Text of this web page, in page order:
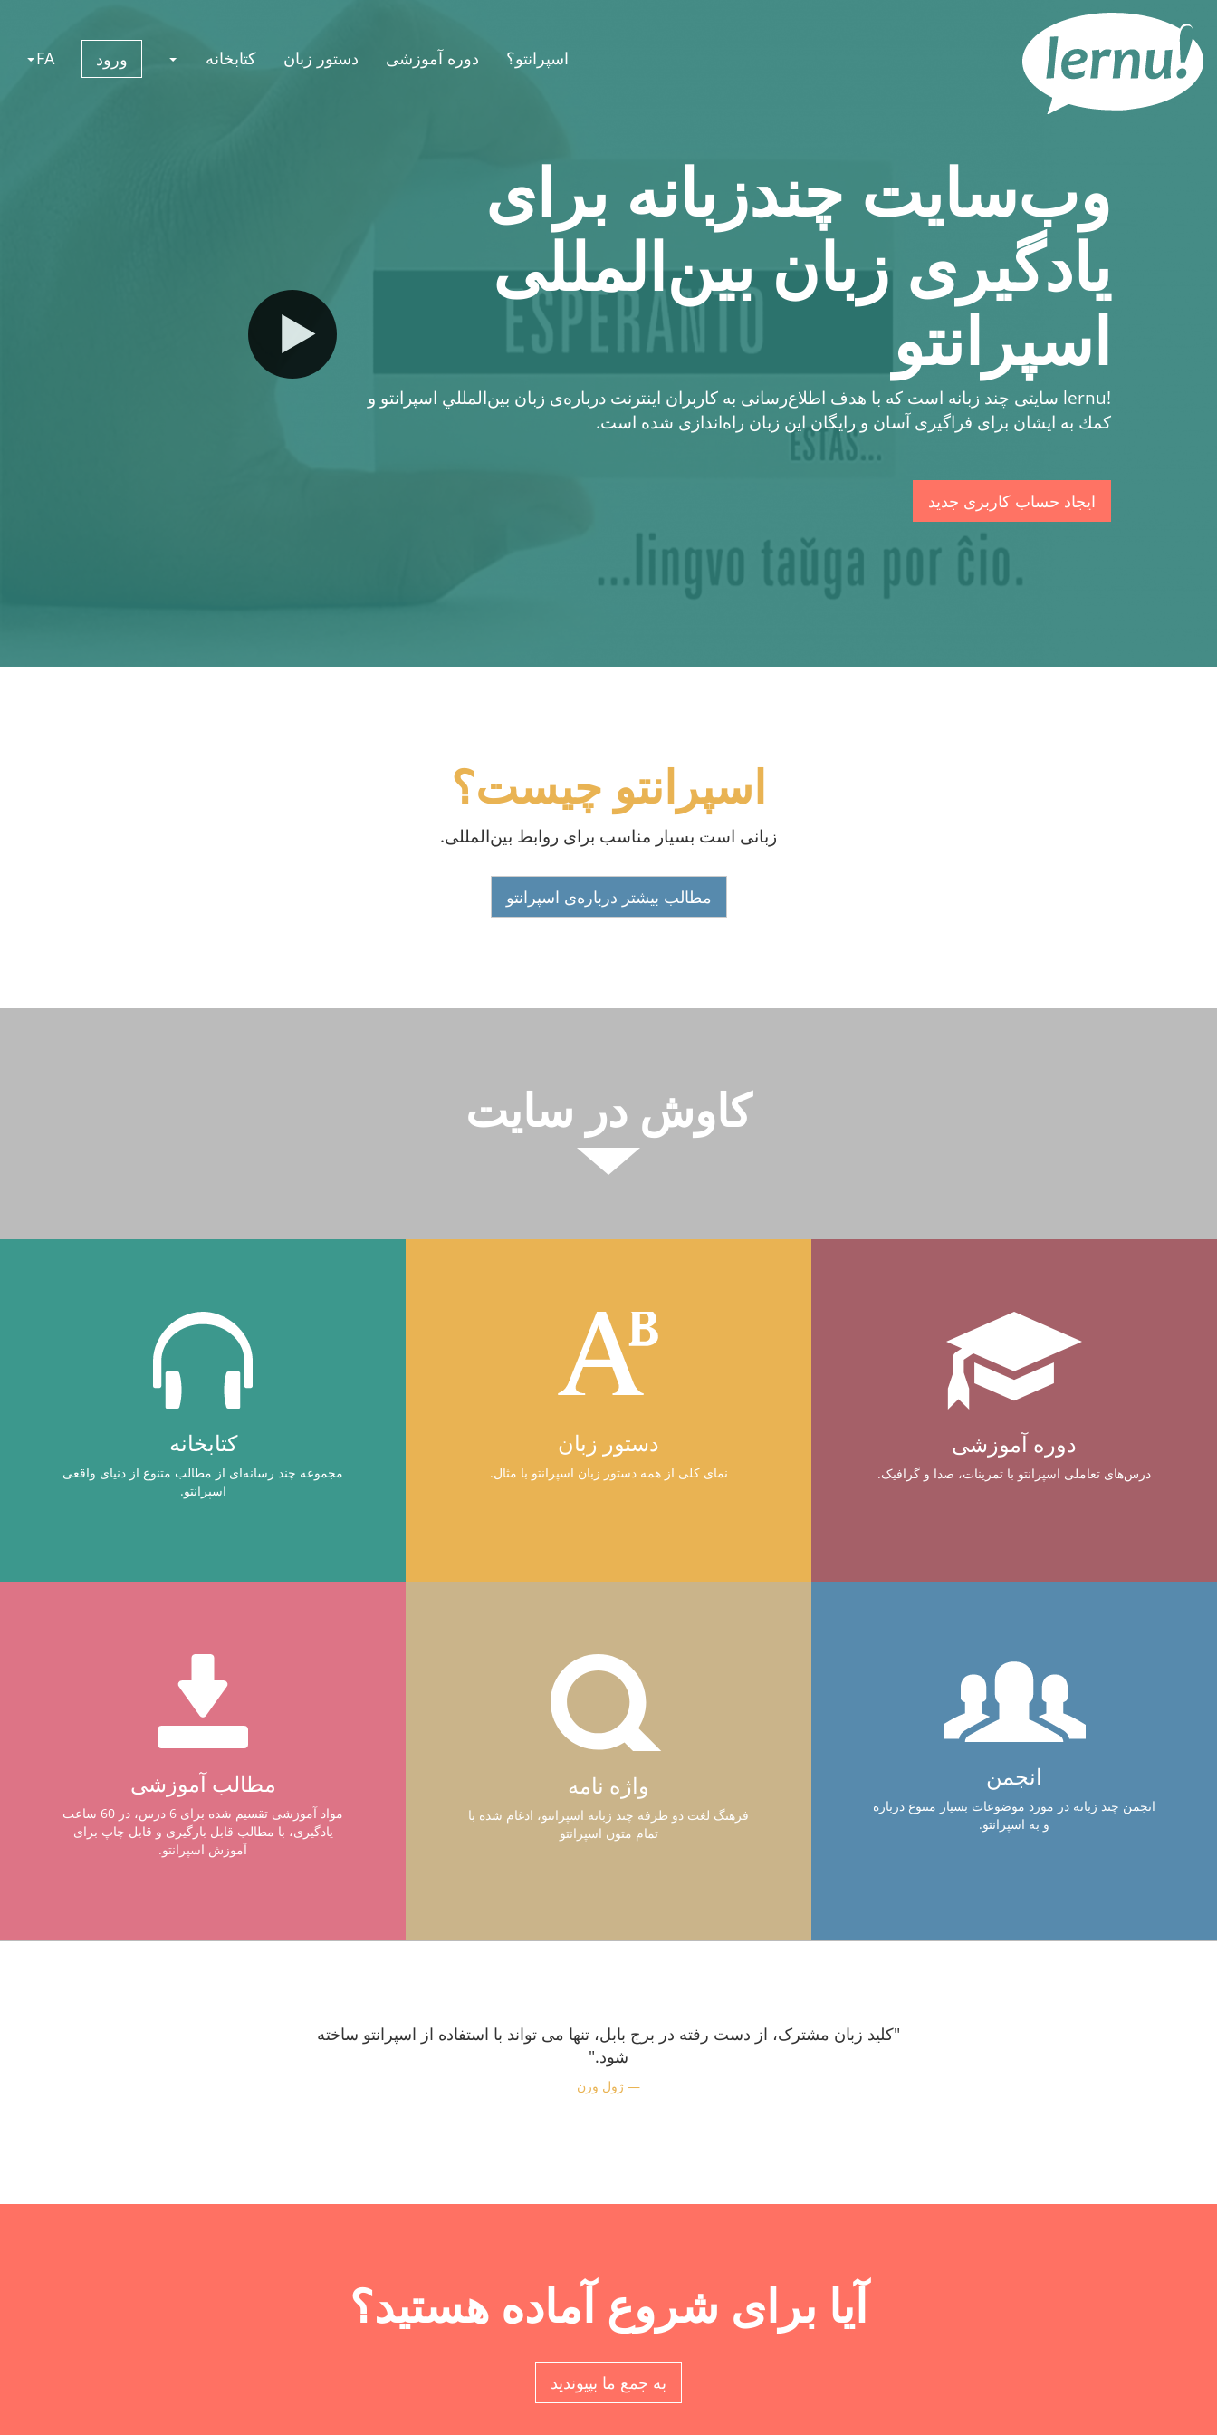
محتوا
اسپرانتو؟ دوره آموزشی دستور زبان کتابخانه ورود FA
وب‌سایت چندزبانه برای
یادگیری زبان بین‌المللی
اسپرانتو
lernu! سایتی چند زبانه است که با هدف اطلاع‌رسانی به کاربران اینترنت درباره‌ی زبان بين‌المللي اسپرانتو و
کمك به ایشان برای فراگیری آسان و رایگان اين زبان راه‌اندازی شده است.
ایجاد حساب کاربری جدید
اسپرانتو چیست؟
زبانی است بسیار مناسب برای روابط بین‌المللی.
مطالب بیشتر درباره‌ی اسپرانتو
کاوش در سایت
دوره آموزشی
درس‌های تعاملی اسپرانتو با تمرینات، صدا و گرافیک.
دستور زبان
نمای کلی از همه دستور زبان اسپرانتو با مثال.
کتابخانه
مجموعه چند رسانه‌ای‌ از مطالب متنوع از دنیای واقعی
اسپرانتو.
انجمن
انجمن چند زبانه در مورد موضوعات بسیار متنوع درباره
و به اسپرانتو.
واژه نامه
فرهنگ لغت دو طرفه چند زبانه اسپرانتو، ادغام شده با
تمام متون اسپرانتو
مطالب آموزشی
مواد آموزشی تقسیم شده برای 6 درس، در 60 ساعت
یادگیری، با مطالب قابل بارگیری و قابل چاپ برای
آموزش اسپرانتو.
"کلید زبان مشترک، از دست رفته در برج بابل، تنها می تواند با استفاده از اسپرانتو ساخته
شود."
ژول ورن
آیا برای شروع آماده هستید؟
به جمع ما بپیوندید